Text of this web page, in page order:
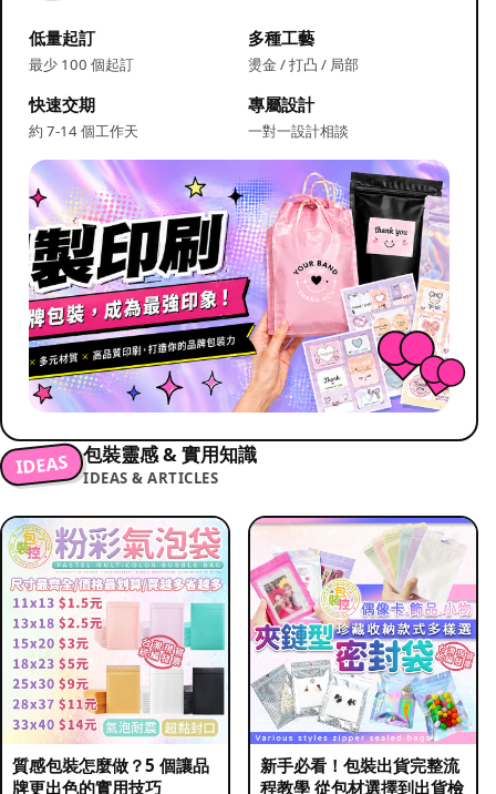
低量起訂
最少 100 個起訂
多種工藝
燙金 / 打凸 / 局部
快速交期
約 7-14 個工作天
專屬設計
一對一設計相談
IDEAS 包裝靈感 & 實用知識
IDEAS & ARTICLES
質感包裝怎麼做？5 個讓品
牌更出色的實用技巧
新手必看！包裝出貨完整流
程教學 從包材選擇到出貨檢